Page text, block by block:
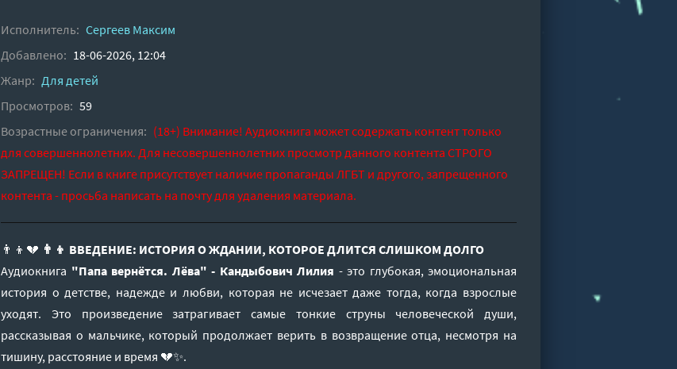
Исполнитель: Сергеев Максим
Добавлено: 18-06-2026, 12:04
Жанр: Для детей
Просмотров: 59
Возрастные ограничения: (18+) Внимание! Аудиокнига может содержать контент только
для совершеннолетних. Для несовершеннолетних просмотр данного контента СТРОГО
ЗАПРЕЩЕН! Если в книге присутствует наличие пропаганды ЛГБТ и другого, запрещенного
контента - просьба написать на почту для удаления материала.
👨👦💔 👨👦 ВВЕДЕНИЕ: ИСТОРИЯ О ЖДАНИИ, КОТОРОЕ ДЛИТСЯ СЛИШКОМ ДОЛГО
Аудиокнига "Папа вернётся. Лёва" - Кандыбович Лилия - это глубокая, эмоциональная
история о детстве, надежде и любви, которая не исчезает даже тогда, когда взрослые
уходят. Это произведение затрагивает самые тонкие струны человеческой души,
рассказывая о мальчике, который продолжает верить в возвращение отца, несмотря на
тишину, расстояние и время 💔✨.